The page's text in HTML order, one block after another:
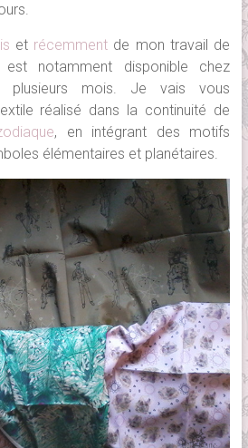
et récemment de mon travail de
est notamment disponible chez
mois. Je vais vous
réalisé dans la continuité de
, en intégrant des motifs
élémentaires et planétaires.